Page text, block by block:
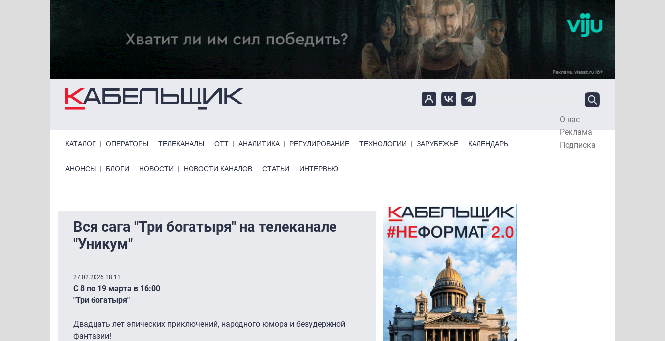
Перейти к основному содержанию
О нас
Реклама
Подписка
КАТАЛОГ ОПЕРАТОРЫ ТЕЛЕКАНАЛЫ ОТТ АНАЛИТИКА РЕГУЛИРОВАНИЕ ТЕХНОЛОГИИ ЗАРУБЕЖЬЕ КАЛЕНДАРЬ
Primary links bottom
АНОНСЫ БЛОГИ НОВОСТИ НОВОСТИ КАНАЛОВ СТАТЬИ ИНТЕРВЬЮ
Вся сага "Три богатыря" на телеканале
"Уникум"
27.02.2026 18:11
С 8 по 19 марта в 16:00
"Три богатыря"
Двадцать лет эпических приключений, народного юмора и безудержной
фантазии!